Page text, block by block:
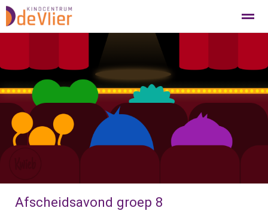
Bellen E-mail
Afscheidsavond groep 8